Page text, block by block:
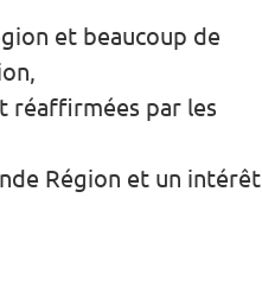
et beaucoup de
réaffirmées par les
Région et un intérêt